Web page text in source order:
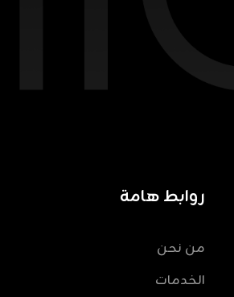
روابط هامة
من نحن
الخدمات